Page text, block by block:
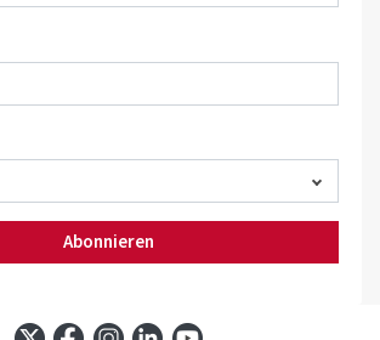
Abonnieren